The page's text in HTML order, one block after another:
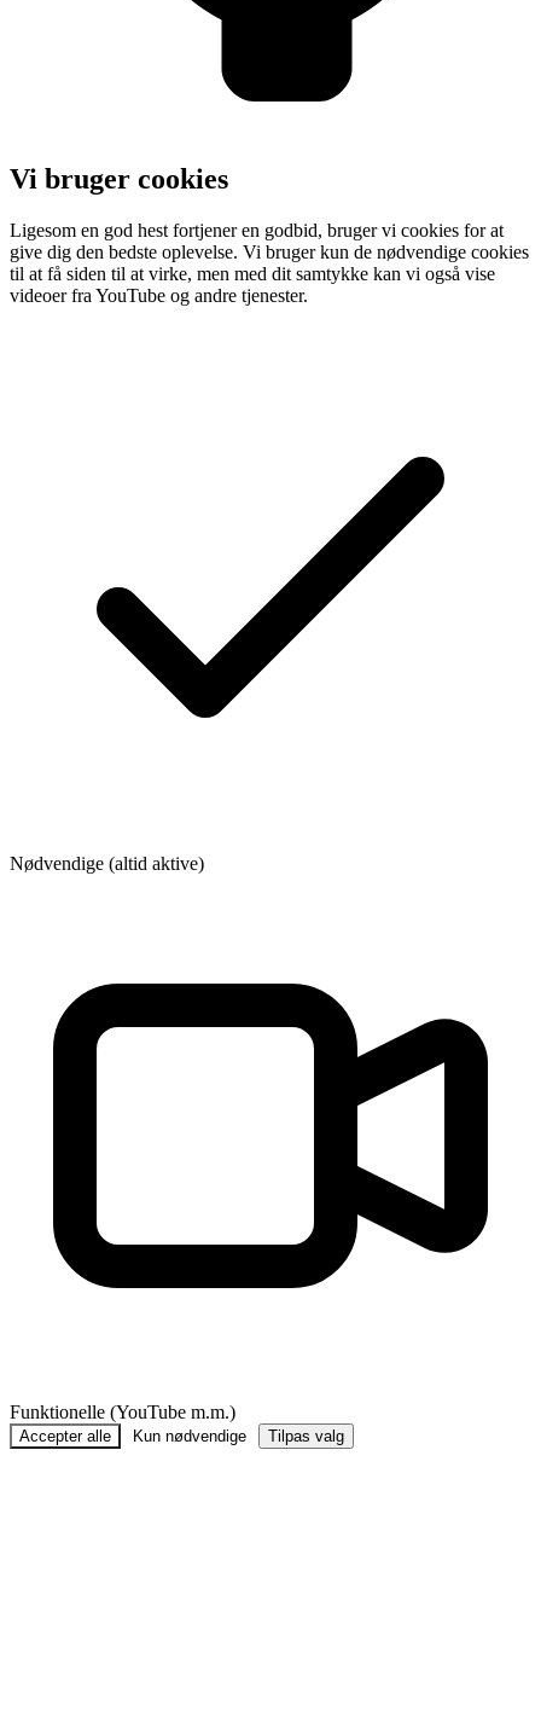
Vi bruger cookies
Ligesom en god hest fortjener en godbid, bruger vi cookies for at
give dig den bedste oplevelse. Vi bruger kun de nødvendige cookies
til at få siden til at virke, men med dit samtykke kan vi også vise
videoer fra YouTube og andre tjenester.
Nødvendige (altid aktive)
Funktionelle (YouTube m.m.)
Accepter alle Kun nødvendige Tilpas valg